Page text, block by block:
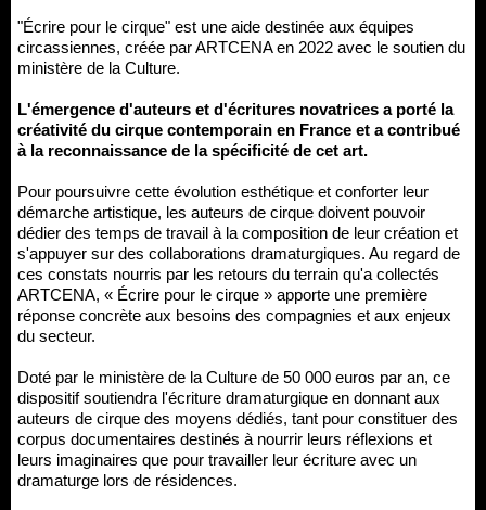
"Écrire pour le cirque" est une aide destinée aux équipes
circassiennes, créée par ARTCENA en 2022 avec le soutien du
ministère de la Culture.
L'émergence d'auteurs et d'écritures novatrices a porté la
créativité du cirque contemporain en France et a contribué
à la reconnaissance de la spécificité de cet art.
Pour poursuivre cette évolution esthétique et conforter leur
démarche artistique, les auteurs de cirque doivent pouvoir
dédier des temps de travail à la composition de leur création et
s'appuyer sur des collaborations dramaturgiques. Au regard de
ces constats nourris par les retours du terrain qu'a collectés
ARTCENA, « Écrire pour le cirque » apporte une première
réponse concrète aux besoins des compagnies et aux enjeux
du secteur.
Doté par le ministère de la Culture de 50 000 euros par an, ce
dispositif soutiendra l'écriture dramaturgique en donnant aux
auteurs de cirque des moyens dédiés, tant pour constituer des
corpus documentaires destinés à nourrir leurs réflexions et
leurs imaginaires que pour travailler leur écriture avec un
dramaturge lors de résidences.